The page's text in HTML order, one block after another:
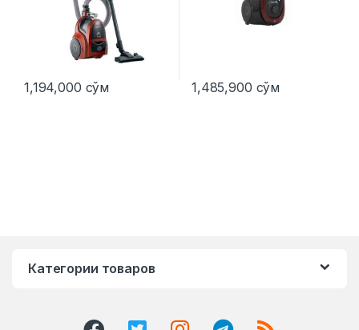
1,194,000 сўм 1,485,900 сўм
Категории товаров